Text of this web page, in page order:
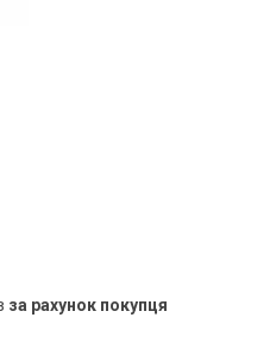
за рахунок покупця